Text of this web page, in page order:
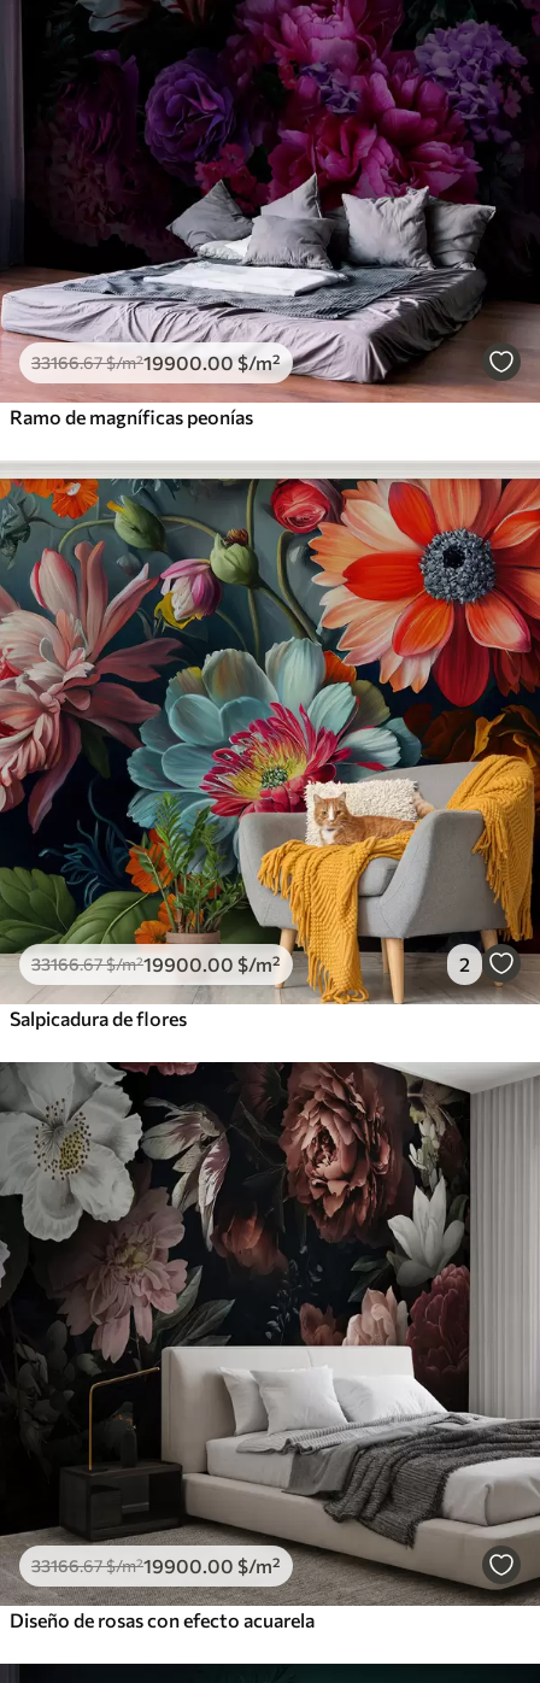
33166.67$/m²19900.00 $/m²
Ramo de magníficas peonías
33166.67$/m²19900 .00 $/m² 2
Salpicadura de flores
33166.67$/m²19900 .00 $/m²
Diseño de rosas con efecto acuarela